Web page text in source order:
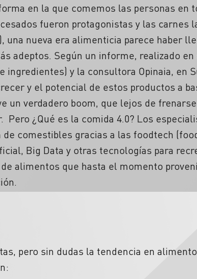
en la que comemos las personas en
fueron protagonistas y las carnes
una nueva era alimenticia parece haber
adeptos. Según un informe, realizado
ingredientes) y la consultora Opinaia, en
y el potencial de estos productos a
un verdadero boom, que lejos de
Pero ¿Qué es la comida 4.0? Los
comestibles gracias a las foodtech
Big Data y otras tecnologías para
alimentos que hasta el momento
pero sin dudas la tendencia en